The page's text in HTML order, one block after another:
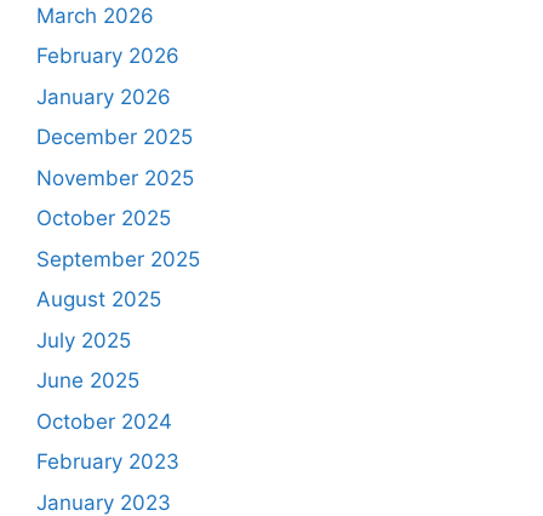
March 2026
February 2026
January 2026
December 2025
November 2025
October 2025
September 2025
August 2025
July 2025
June 2025
October 2024
February 2023
January 2023